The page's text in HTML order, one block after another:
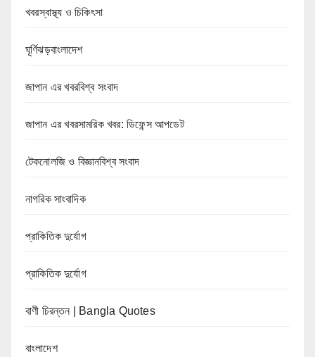
খবরস্বাস্থ্য ও চিকিৎসা
ঘূর্ণিঝড়বাংলাদেশ
জাপান এর খবরবিশ্ব সংবাদ
জাপান এর খবরসামরিক খবর: ডিফেন্স আপডেট
টেকনোলজি ও বিজ্ঞানবিশ্ব সংবাদ
নাগরিক সাংবাদিক
প্রাকিতিক দুর্যোগ
প্রাকিতিক দুর্যোগ
বাণী চিরন্তন | Bangla Quotes
বাংলাদেশ